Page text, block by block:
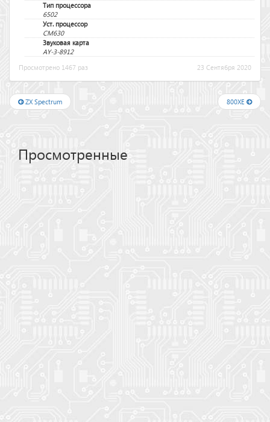
Тип процессора
6502
Уст. процессор
CM630
Звуковая карта
AY-3-8912
Просмотрено 1467 раз
23 Сентября 2020
ZX Spectrum 800XE
Просмотренные